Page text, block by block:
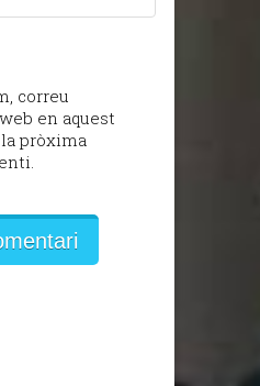
correu
en aquest
pròxima